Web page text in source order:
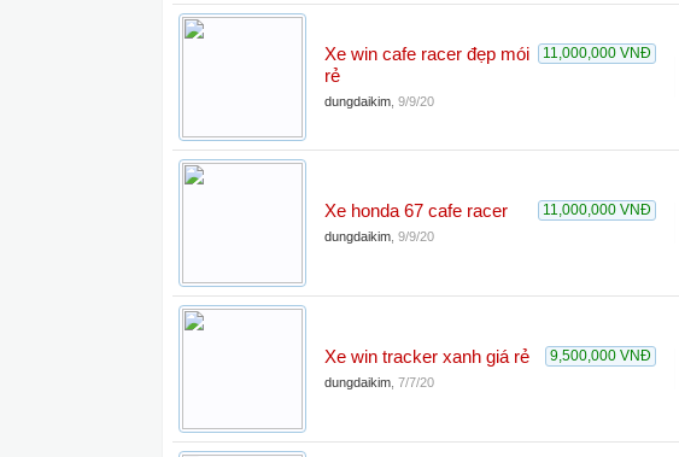
11,000,000 VNĐ
Xe win cafe racer đẹp mói
rẻ
dungdaikim 9/9/20
11,000,000 VNĐ
Xe honda 67 cafe racer
dungdaikim 9/9/20
9,500,000 VNĐ
Xe win tracker xanh giá rẻ
dungdaikim 7/7/20